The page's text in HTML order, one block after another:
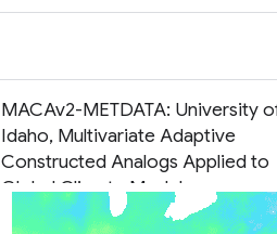
MACAv2-METDATA: University
Idaho, Multivariate Adaptive
Constructed Analogs Applied to
Global Climate Models